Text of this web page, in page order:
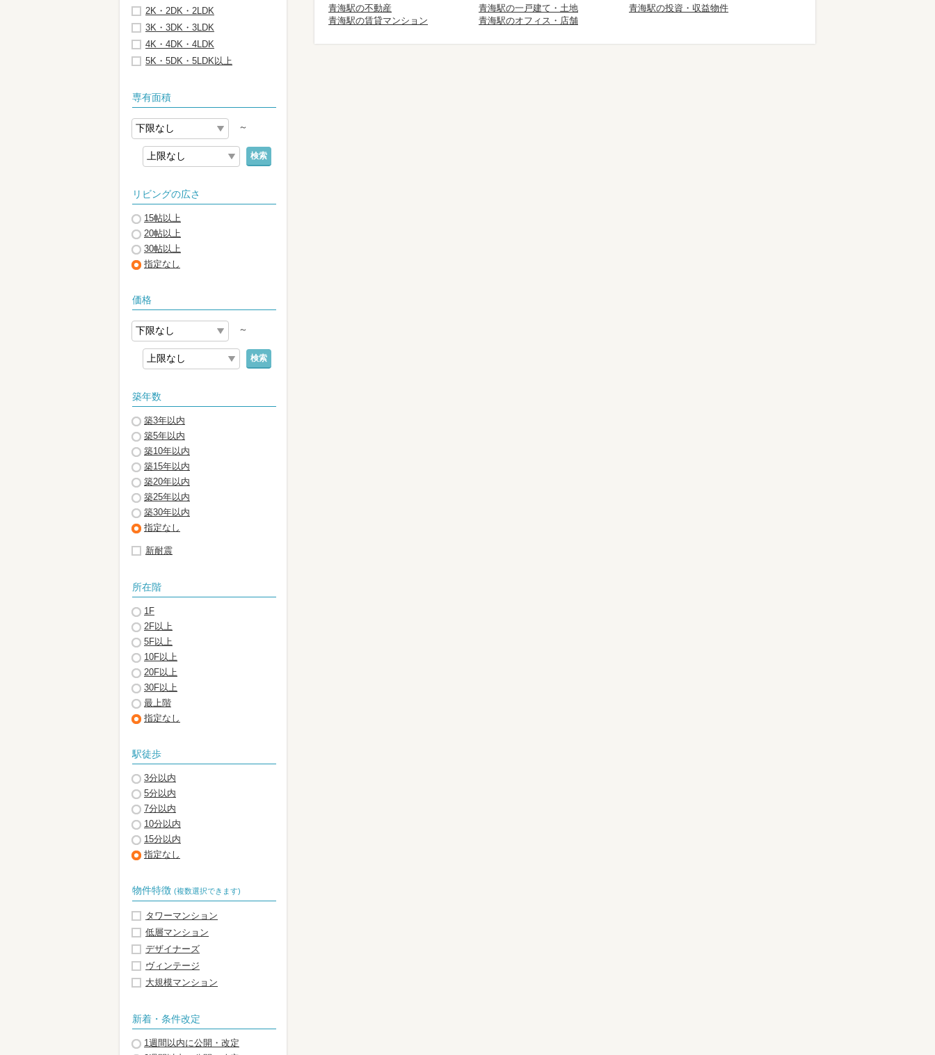
2K・2DK・2LDK
3K・3DK・3LDK
4K・4DK・4LDK
5K・5DK・5LDK以上
専有面積
～
検索
リビングの広さ
15帖以上
20帖以上
30帖以上
指定なし
価格
～
検索
築年数
築3年以内
築5年以内
築10年以内
築15年以内
築20年以内
築25年以内
築30年以内
指定なし
新耐震
所在階
1F
2F以上
5F以上
10F以上
20F以上
30F以上
最上階
指定なし
駅徒歩
3分以内
5分以内
7分以内
10分以内
15分以内
指定なし
物件特徴 (複数選択できます)
タワーマンション
低層マンション
デザイナーズ
ヴィンテージ
大規模マンション
新着・条件改定
1週間以内に公開・改定
青海駅の不動産 青海駅の一戸建て・土地
青海駅の投資・収益物件
青海駅の賃貸マンション
青海駅のオフィス・店舗